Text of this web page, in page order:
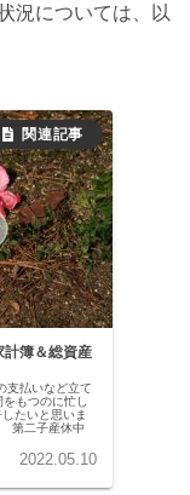
況については、以
計簿＆総資産
支払いなど立て
もつのに忙し
たいと思いま
二子産休中
2022.05.10